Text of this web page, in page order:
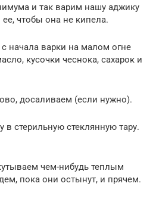
и так варим нашу аджику
чтобы она не кипела.
начала варки на малом огне
кусочки чеснока, сахарок и
досаливаем (если нужно).
стерильную стеклянную тару.
чем-нибудь теплым
пока они остынут, и прячем.